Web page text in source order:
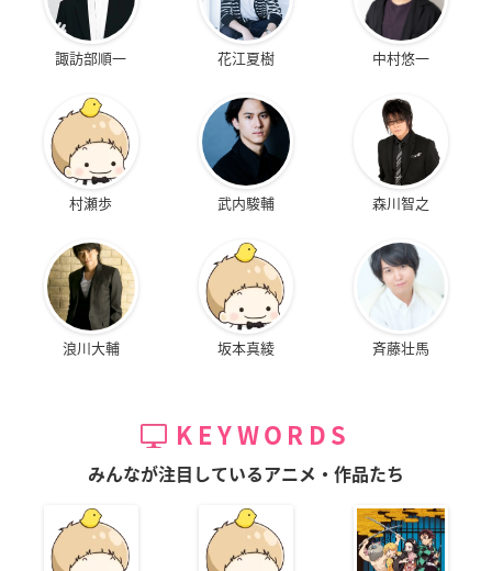
諏訪部順一 花江夏樹 中村悠一
村瀬歩 武内駿輔 森川智之
浪川大輔 坂本真綾 斉藤壮馬
KEYWORDS
みんなが注目しているアニメ・作品たち